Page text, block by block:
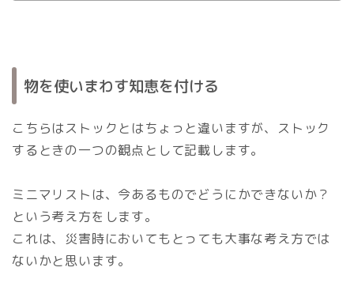
物を使いまわす知恵を付ける
こちらはストックとはちょっと違いますが、ストック
するときの一つの観点として記載します。
ミニマリストは、今あるものでどうにかできないか？
という考え方をします。
これは、災害時においてもとっても大事な考え方では
ないかと思います。